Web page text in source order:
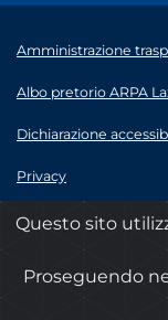
Amministrazione
Albo pretorio ARPA
Dichiarazione
Privacy
Note legali
© 2020 ARPA Lazio -
Questo sito
Proseguendo